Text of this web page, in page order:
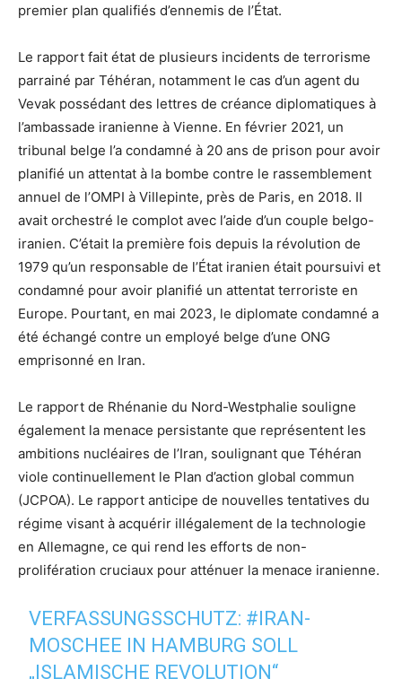
premier plan qualifiés d’ennemis de l’État.
Le rapport fait état de plusieurs incidents de terrorisme
parrainé par Téhéran, notamment le cas d’un agent du
Vevak possédant des lettres de créance diplomatiques à
l’ambassade iranienne à Vienne. En février 2021, un
tribunal belge l’a condamné à 20 ans de prison pour avoir
planifié un attentat à la bombe contre le rassemblement
annuel de l’OMPI à Villepinte, près de Paris, en 2018. Il
avait orchestré le complot avec l’aide d’un couple belgo-
iranien. C’était la première fois depuis la révolution de
1979 qu’un responsable de l’État iranien était poursuivi et
condamné pour avoir planifié un attentat terroriste en
Europe. Pourtant, en mai 2023, le diplomate condamné a
été échangé contre un employé belge d’une ONG
emprisonné en Iran.
Le rapport de Rhénanie du Nord-Westphalie souligne
également la menace persistante que représentent les
ambitions nucléaires de l’Iran, soulignant que Téhéran
viole continuellement le Plan d’action global commun
(JCPOA). Le rapport anticipe de nouvelles tentatives du
régime visant à acquérir illégalement de la technologie
en Allemagne, ce qui rend les efforts de non-
prolifération cruciaux pour atténuer la menace iranienne.
VERFASSUNGSSCHUTZ: #IRAN -
MOSCHEE IN HAMBURG SOLL
„ISLAMISCHE REVOLUTION“